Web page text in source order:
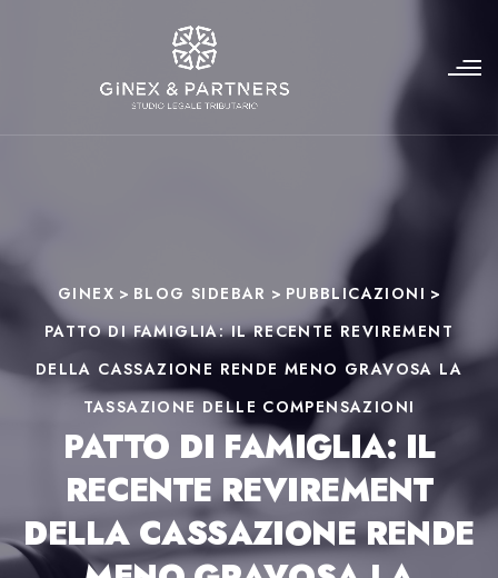
GINEX > BLOG SIDEBAR > PUBBLICAZIONI >
PATTO DI FAMIGLIA: IL RECENTE REVIREMENT
DELLA CASSAZIONE RENDE MENO GRAVOSA LA
TASSAZIONE DELLE COMPENSAZIONI
PATTO DI FAMIGLIA: IL
RECENTE REVIREMENT
DELLA CASSAZIONE RENDE